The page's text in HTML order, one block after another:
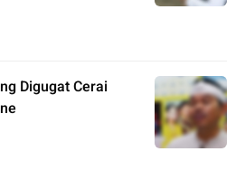
Digugat Cerai